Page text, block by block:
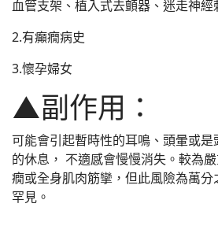
血管支架、植入式去顫器、迷走神
2.有癲癇病史
3.懷孕婦女
▲副作用：
可能會引起暫時性的耳鳴、頭暈或
的休息， 不適感會慢慢消失。較為
癇或全身肌肉筋攣，但此風險為萬
罕見。